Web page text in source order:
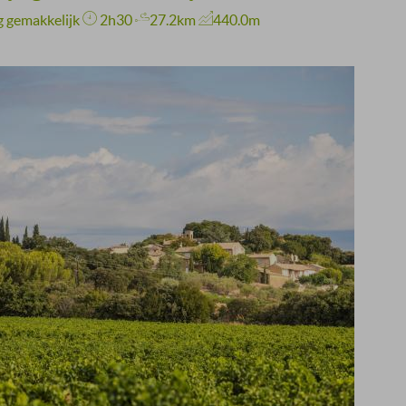
gemakkelijk 2h30 27.2km 440.0m